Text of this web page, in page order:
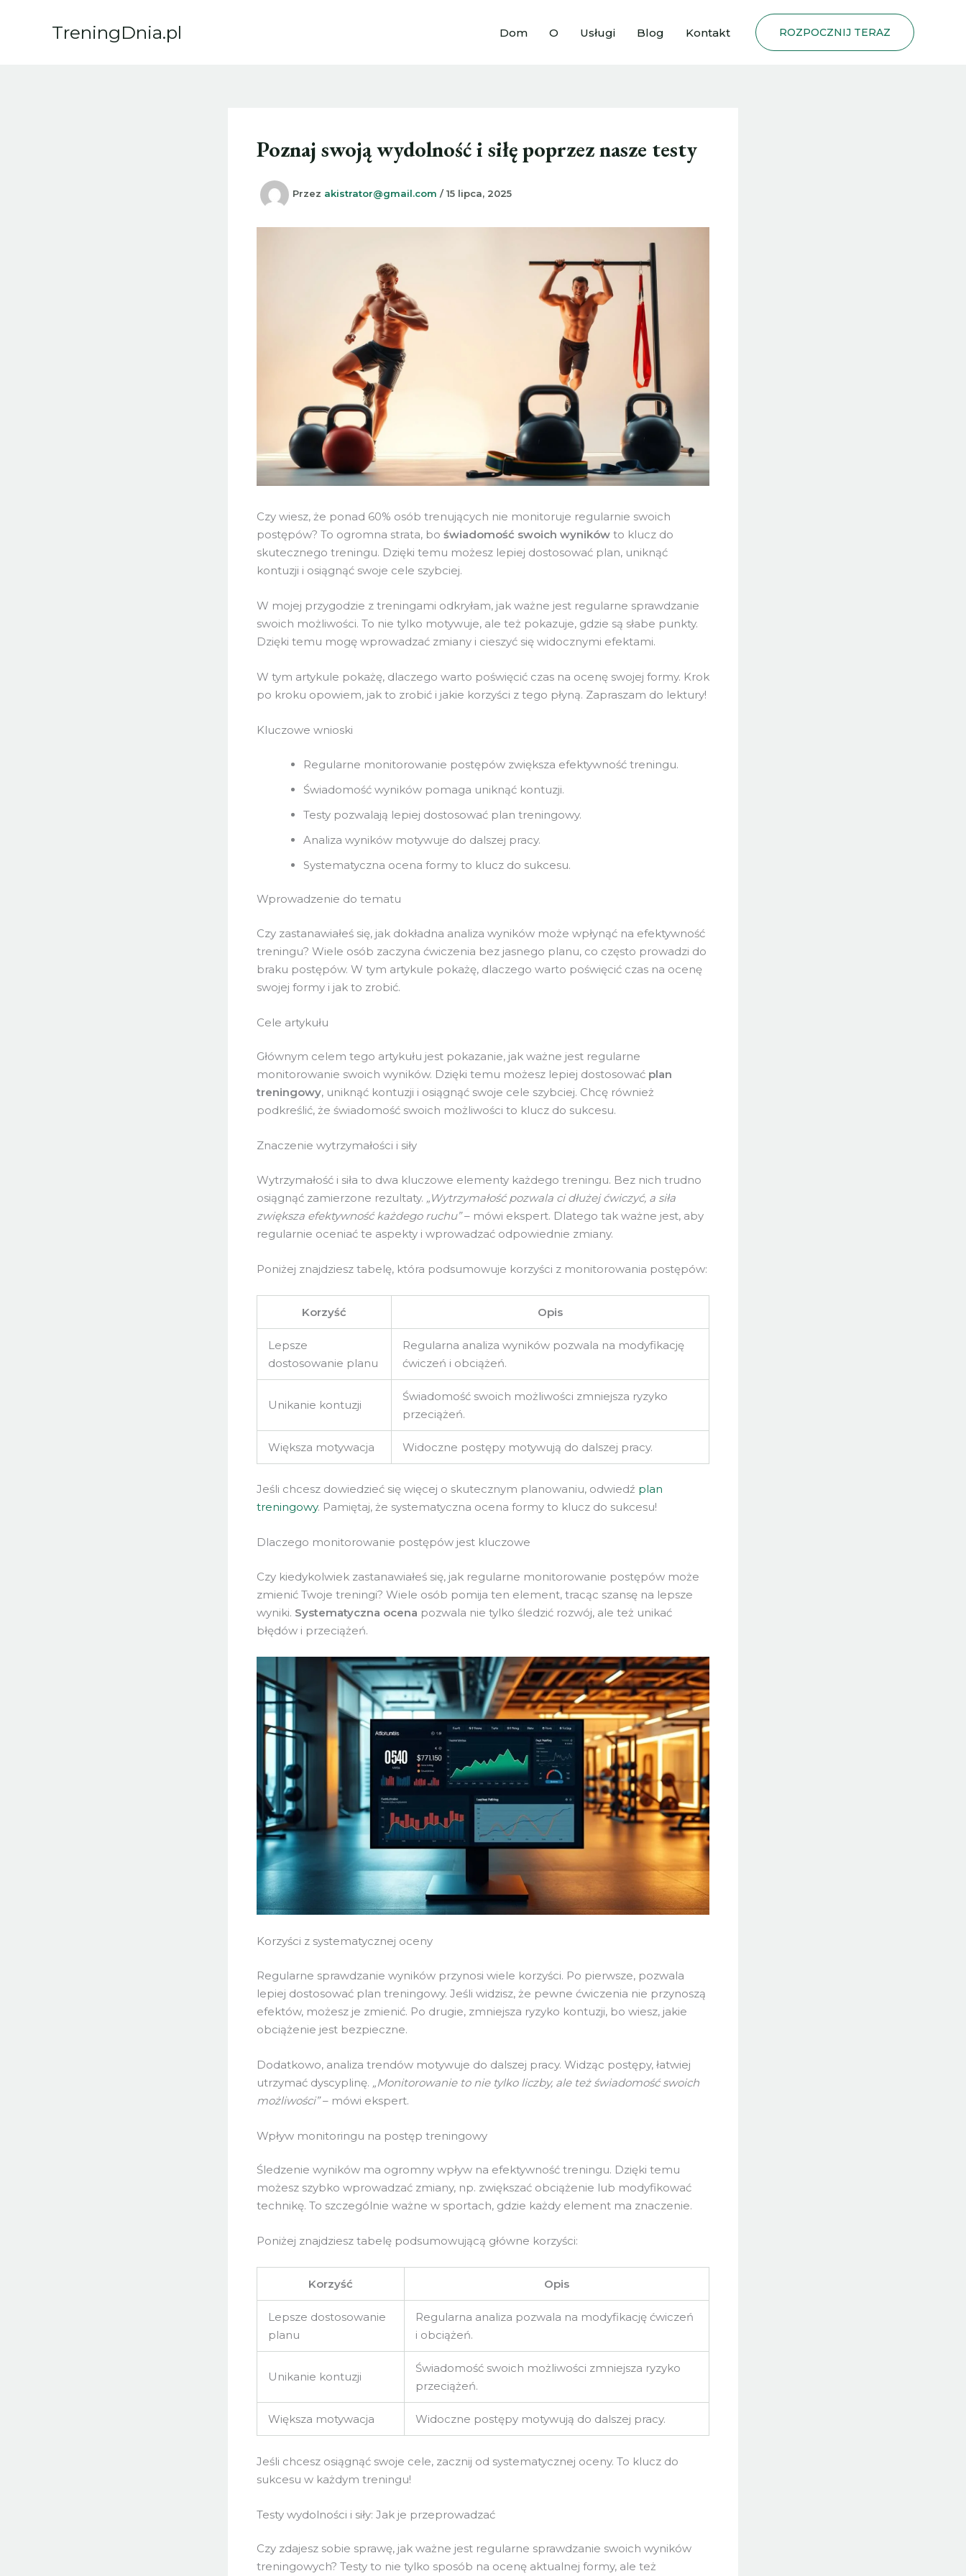
TreningDnia.pl Dom O Usługi Blog Kontakt ROZPOCZNIJ TERAZ
Poznaj swoją wydolność i siłę poprzez nasze testy
Przez akistrator@gmail.com /15 lipca, 2025
Czy wiesz, że ponad 60% osób trenujących nie monitoruje regularnie swoich
postępów? To ogromna strata, bo świadomość swoich wyników to klucz do
skutecznego treningu. Dzięki temu możesz lepiej dostosować plan, uniknąć
kontuzji i osiągnąć swoje cele szybciej.
W mojej przygodzie z treningami odkryłam, jak ważne jest regularne sprawdzanie
swoich możliwości. To nie tylko motywuje, ale też pokazuje, gdzie są słabe punkty.
Dzięki temu mogę wprowadzać zmiany i cieszyć się widocznymi efektami.
W tym artykule pokażę, dlaczego warto poświęcić czas na ocenę swojej formy. Krok
po kroku opowiem, jak to zrobić i jakie korzyści z tego płyną. Zapraszam do lektury!
Kluczowe wnioski
Regularne monitorowanie postępów zwiększa efektywność treningu.
Świadomość wyników pomaga uniknąć kontuzji.
Testy pozwalają lepiej dostosować plan treningowy.
Analiza wyników motywuje do dalszej pracy.
Systematyczna ocena formy to klucz do sukcesu.
Wprowadzenie do tematu
Czy zastanawiałeś się, jak dokładna analiza wyników może wpłynąć na efektywność
treningu? Wiele osób zaczyna ćwiczenia bez jasnego planu, co często prowadzi do
braku postępów. W tym artykule pokażę, dlaczego warto poświęcić czas na ocenę
swojej formy i jak to zrobić.
Cele artykułu
Głównym celem tego artykułu jest pokazanie, jak ważne jest regularne
monitorowanie swoich wyników. Dzięki temu możesz lepiej dostosować plan
treningowy, uniknąć kontuzji i osiągnąć swoje cele szybciej. Chcę również
podkreślić, że świadomość swoich możliwości to klucz do sukcesu.
Znaczenie wytrzymałości i siły
Wytrzymałość i siła to dwa kluczowe elementy każdego treningu. Bez nich trudno
osiągnąć zamierzone rezultaty. „Wytrzymałość pozwala ci dłużej ćwiczyć, a siła
zwiększa efektywność każdego ruchu”– mówi ekspert. Dlatego tak ważne jest, aby
regularnie oceniać te aspekty i wprowadzać odpowiednie zmiany.
Poniżej znajdziesz tabelę, która podsumowuje korzyści z monitorowania postępów:
Korzyść Opis
Lepsze
dostosowanie planu
Regularna analiza wyników pozwala na modyfikację
ćwiczeń i obciążeń.
Unikanie kontuzji
Świadomość swoich możliwości zmniejsza ryzyko
przeciążeń.
Większa motywacja Widoczne postępy motywują do dalszej pracy.
Jeśli chcesz dowiedzieć się więcej o skutecznym planowaniu, odwiedź plan
treningowy. Pamiętaj, że systematyczna ocena formy to klucz do sukcesu!
Dlaczego monitorowanie postępów jest kluczowe
Czy kiedykolwiek zastanawiałeś się, jak regularne monitorowanie postępów może
zmienić Twoje treningi? Wiele osób pomija ten element, tracąc szansę na lepsze
wyniki. Systematyczna ocena pozwala nie tylko śledzić rozwój, ale też unikać
błędów i przeciążeń.
Korzyści z systematycznej oceny
Regularne sprawdzanie wyników przynosi wiele korzyści. Po pierwsze, pozwala
lepiej dostosować plan treningowy. Jeśli widzisz, że pewne ćwiczenia nie przynoszą
efektów, możesz je zmienić. Po drugie, zmniejsza ryzyko kontuzji, bo wiesz, jakie
obciążenie jest bezpieczne.
Dodatkowo, analiza trendów motywuje do dalszej pracy. Widząc postępy, łatwiej
utrzymać dyscyplinę. „Monitorowanie to nie tylko liczby, ale też świadomość swoich
możliwości”– mówi ekspert.
Wpływ monitoringu na postęp treningowy
Śledzenie wyników ma ogromny wpływ na efektywność treningu. Dzięki temu
możesz szybko wprowadzać zmiany, np. zwiększać obciążenie lub modyfikować
technikę. To szczególnie ważne w sportach, gdzie każdy element ma znaczenie.
Poniżej znajdziesz tabelę podsumowującą główne korzyści:
Korzyść Opis
Lepsze dostosowanie
planu
Regularna analiza pozwala na modyfikację ćwiczeń
i obciążeń.
Unikanie kontuzji
Świadomość swoich możliwości zmniejsza ryzyko
przeciążeń.
Większa motywacja Widoczne postępy motywują do dalszej pracy.
Jeśli chcesz osiągnąć swoje cele, zacznij od systematycznej oceny. To klucz do
sukcesu w każdym treningu!
Testy wydolności i siły: Jak je przeprowadzać
Czy zdajesz sobie sprawę, jak ważne jest regularne sprawdzanie swoich wyników
treningowych? Testy to nie tylko sposób na ocenę aktualnej formy, ale też